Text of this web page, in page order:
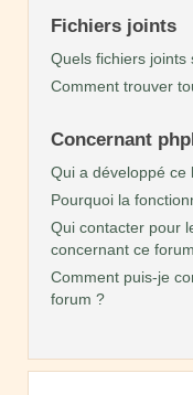
Fichiers joints
Quels fichiers
Comment trouver
Concernant
Qui a développé ce
Pourquoi la
Qui contacter pour
concernant ce
Comment puis-je
forum ?